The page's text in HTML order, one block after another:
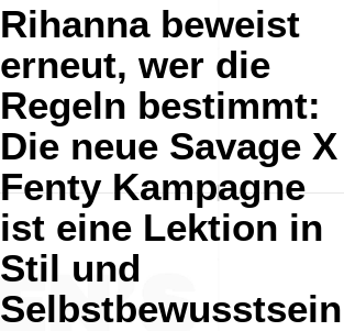
Rihanna beweist
erneut, wer die
Regeln bestimmt:
Die neue Savage X
Fenty Kampagne
ist eine Lektion in
Stil und
Selbstbewusstsein